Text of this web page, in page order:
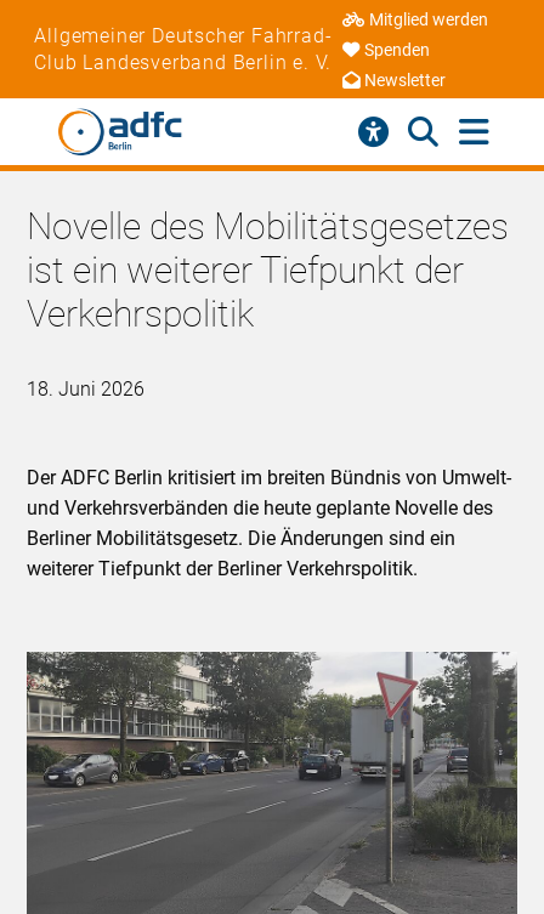
Allgemeiner Deutscher Fahrrad-
Club Landesverband Berlin e. V.
Mitglied werden
Spenden
Newsletter
Novelle des Mobilitätsgesetzes
ist ein weiterer Tiefpunkt der
Verkehrspolitik
18. Juni 2026
Der ADFC Berlin kritisiert im breiten Bündnis von Umwelt-
und Verkehrsverbänden die heute geplante Novelle des
Berliner Mobilitätsgesetz. Die Änderungen sind ein
weiterer Tiefpunkt der Berliner Verkehrspolitik.